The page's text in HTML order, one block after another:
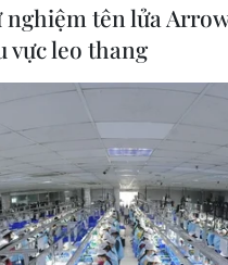
#chính quyền quân sự
Chad Niger
tên lửa
vực leo thang